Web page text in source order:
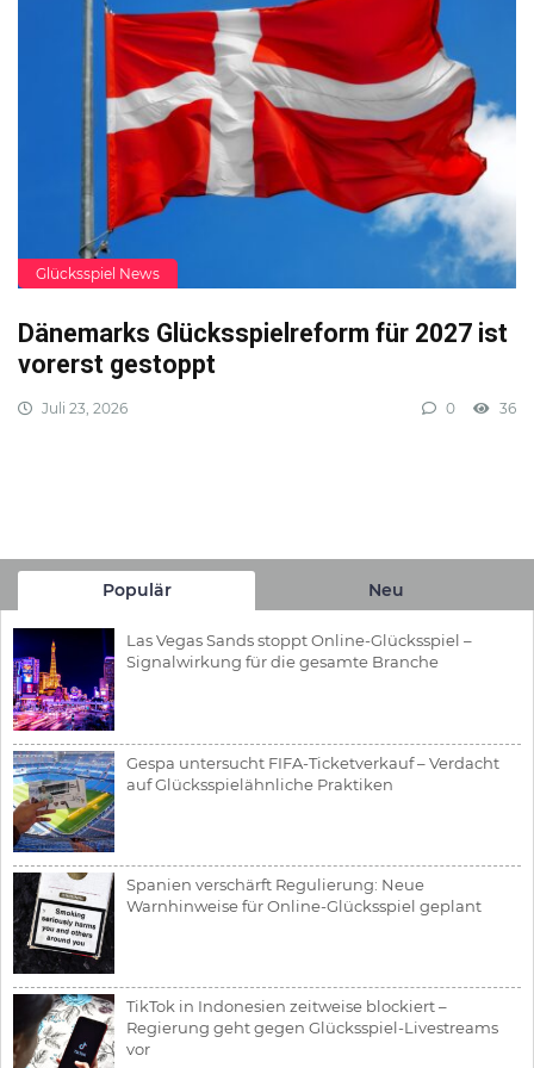
Glücksspiel News
Dänemarks Glücksspielreform für 2027 ist
vorerst gestoppt
Juli 23, 2026 0 36
Populär Neu
Las Vegas Sands stoppt Online-Glücksspiel –
Signalwirkung für die gesamte Branche
Gespa untersucht FIFA-Ticketverkauf – Verdacht
auf Glücksspielähnliche Praktiken
Spanien verschärft Regulierung: Neue
Warnhinweise für Online-Glücksspiel geplant
TikTok in Indonesien zeitweise blockiert –
Regierung geht gegen Glücksspiel-Livestreams
vor